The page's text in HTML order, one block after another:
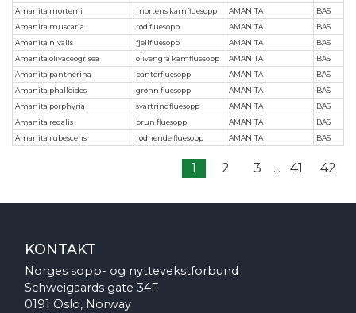
Amanita mortenii
mortens kamfluesopp AMANITA
BAS
Amanita muscaria
rød fluesopp AMANITA
BAS
Amanita nivalis
fjellfluesopp AMANITA
BAS
Amanita olivaceogrisea
olivengrå kamfluesopp AMANITA
BAS
Amanita pantherina
panterfluesopp AMANITA
BAS
Amanita phalloides
grønn fluesopp AMANITA
BAS
Amanita porphyria
svartringfluesopp AMANITA
BAS
Amanita regalis
brun fluesopp AMANITA
BAS
Amanita rubescens
rødnende fluesopp AMANITA BAS
1 2 3 ... 41 42
KONTAKT
Norges sopp- og nyttevekstforbund
Schweigaards gate 34F
0191 Oslo, Norway